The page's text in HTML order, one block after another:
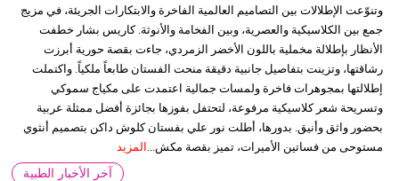
وتنوّعت الإطلالات بين التصاميم العالمية الفاخرة والابتكارات الجريئة، في مزيج
جمع بين الكلاسيكية والعصرية، وبين الفخامة والأنوثة. كاريس بشار خطفت
الأنظار بإطلالة مخملية باللون الأخضر الزمردي، جاءت بقصة حورية أبرزت
رشاقتها، وتزينت بتفاصيل جانبية دقيقة منحت الفستان طابعاً ملكياً. واكتملت
إطلالتها بمجوهرات فاخرة ولمسات جمالية اعتمدت على مكياج سموكي
وتسريحة شعر كلاسيكية مرفوعة، لتحتفل بفوزها بجائزة أفضل ممثلة عربية
بحضور واثق وأنيق. بدورها، أطلت نور علي بفستان كلوش داكن بتصميم أنثوي
مستوحى من فساتين الأميرات، تميز بقصة مكش... المزيد
آخر الأخبار الطبية